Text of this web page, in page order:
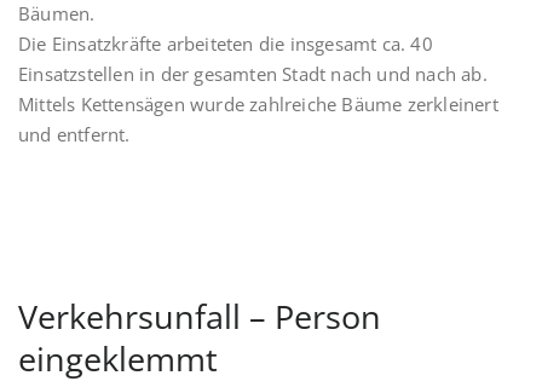
Bäumen.
Die Einsatzkräfte arbeiteten die insgesamt ca. 40
Einsatzstellen in der gesamten Stadt nach und nach ab.
Mittels Kettensägen wurde zahlreiche Bäume zerkleinert
und entfernt.
Verkehrsunfall – Person
eingeklemmt